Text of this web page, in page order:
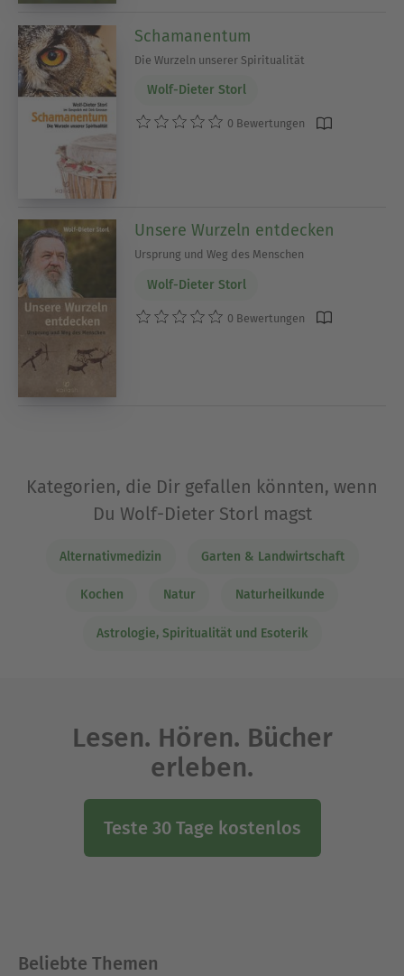
Schamanentum
Die Wurzeln unserer Spiritualität
Wolf-Dieter Storl
0 Bewertungen
Unsere Wurzeln entdecken
Ursprung und Weg des Menschen
Wolf-Dieter Storl
0 Bewertungen
Kategorien, die Dir gefallen könnten, wenn
Du Wolf-Dieter Storl magst
Alternativmedizin Garten & Landwirtschaft
Kochen Natur Naturheilkunde
Astrologie, Spiritualität und Esoterik
Lesen. Hören. Bücher
erleben.
Teste 30 Tage kostenlos
Beliebte Themen